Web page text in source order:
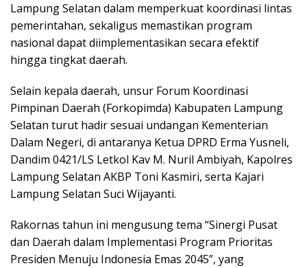
Lampung Selatan dalam memperkuat koordinasi lintas
pemerintahan, sekaligus memastikan program
nasional dapat diimplementasikan secara efektif
hingga tingkat daerah.
Selain kepala daerah, unsur Forum Koordinasi
Pimpinan Daerah (Forkopimda) Kabupaten Lampung
Selatan turut hadir sesuai undangan Kementerian
Dalam Negeri, di antaranya Ketua DPRD Erma Yusneli,
Dandim 0421/LS Letkol Kav M. Nuril Ambiyah, Kapolres
Lampung Selatan AKBP Toni Kasmiri, serta Kajari
Lampung Selatan Suci Wijayanti.
Rakornas tahun ini mengusung tema “Sinergi Pusat
dan Daerah dalam Implementasi Program Prioritas
Presiden Menuju Indonesia Emas 2045”, yang